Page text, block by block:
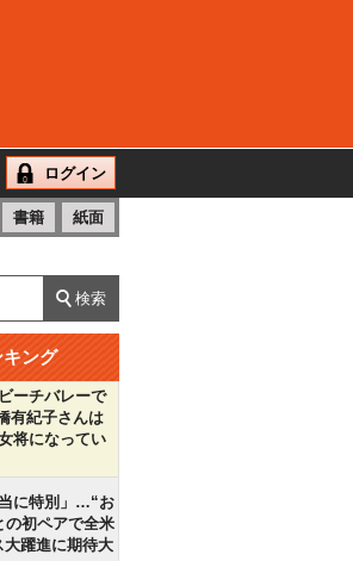
ログイン
書籍 紙面
ング
ーチバレーで
有紀子さんは
将になってい
に特別」…“お
の初ペアで全米
躍進に期待大